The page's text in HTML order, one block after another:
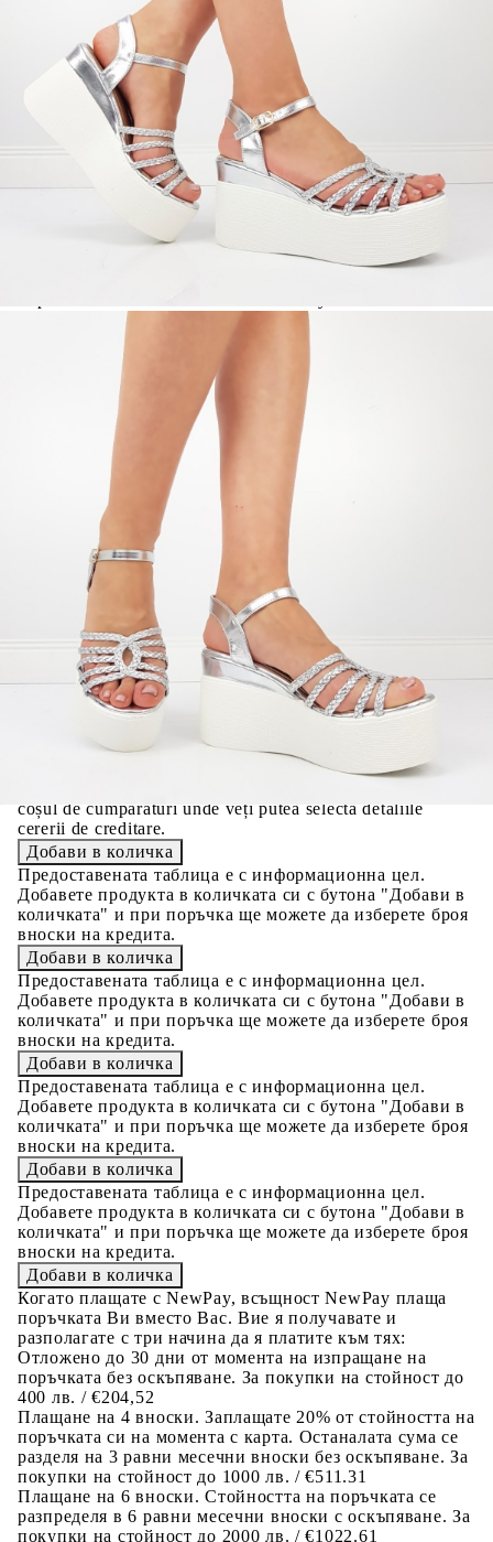
ЦВЯТ ОСНОВЕН:
СРЕБРИСТ
МАТЕРИАЛ ОСНОВЕН:
ЕКО КОЖА
МАТЕРИАЛ ВЪТРЕШНА ЧАСТ:
ЕКО КОЖА
МАТЕРИАЛ СТЕЛКА:
ЕКО КОЖА
ВИСОЧИНА ТОК:
ВИСОЧИНА ПЛАТФОРМА:
5 см.
разполагате с три начина да я платите към тях:
Отложено до 30 дни от момента на изпращане на
поръчката без оскъпяване. За покупки на стойност до
400 лв. / €204,52
Плащане на 4 вноски. Заплащате 20% от стойността на
поръчката си на момента с карта. Останалата сума се
разделя на 3 равни месечни вноски без оскъпяване. За
покупки на стойност до 1000 лв. / €511.31
Плащане на 6 вноски. Стойността на поръчката се
разпределя в 6 равни месечни вноски с оскъпяване. За
покупки на стойност до 2000 лв. / €1022.61
Credit calculator
Сандали в сребърен цвят на платформа- Ramona Silver
Please select credit institution
Цена на продукта:
€20.00
Extraction of information from credit institutions
Предоставената таблица е с информационна цел.
Добавете продукта в количката си с бутона "Добави в
количката" и при поръчка ще можете да изберете броя
вноски на кредита.
coșul de cumpărături unde veți putea selecta detaliile
cererii de creditare.
Предоставената таблица е с информационна цел.
Добавете продукта в количката си с бутона "Добави в
количката" и при поръчка ще можете да изберете броя
вноски на кредита.
Предоставената таблица е с информационна цел.
Добавете продукта в количката си с бутона "Добави в
количката" и при поръчка ще можете да изберете броя
вноски на кредита.
Предоставената таблица е с информационна цел.
Добавете продукта в количката си с бутона "Добави в
количката" и при поръчка ще можете да изберете броя
вноски на кредита.
Предоставената таблица е с информационна цел.
Добавете продукта в количката си с бутона "Добави в
количката" и при поръчка ще можете да изберете броя
вноски на кредита.
Когато плащате с NewPay, всъщност NewPay плаща
поръчката Ви вместо Вас. Вие я получавате и
разполагате с три начина да я платите към тях:
Отложено до 30 дни от момента на изпращане на
поръчката без оскъпяване. За покупки на стойност до
400 лв. / €204,52
Плащане на 4 вноски. Заплащате 20% от стойността на
поръчката си на момента с карта. Останалата сума се
разделя на 3 равни месечни вноски без оскъпяване. За
покупки на стойност до 1000 лв. / €511.31
Плащане на 6 вноски. Стойността на поръчката се
разпределя в 6 равни месечни вноски с оскъпяване. За
покупки на стойност до 2000 лв. / €1022.61